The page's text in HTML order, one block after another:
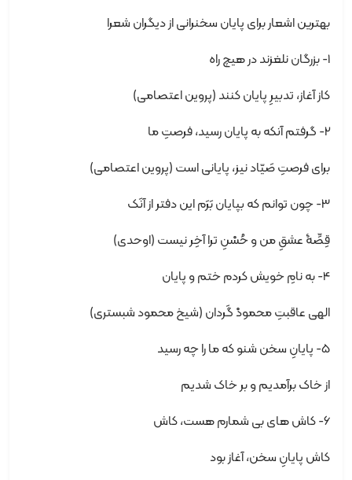
بهترین اشعار برای پایان سخنرانی از دیگران شعرا
1- بزرگان نلغزند در هیچ راه
کاز آغاز، تدبیرِ پایان کنند (پروین اعتصامی)
2- گرفتم آنکه به پایان رسید، فرصتِ ما
برای فرصتِ صَیّاد نیز، پایانی است (پروین اعتصامی)
3- چون توانم که بپایان بَرَم این دفتر از آنَک
قِصِّۀ عشقِ من و حُسْنِ ترا آخِر نیست (اوحدی)
4- به نامِ خویش کردم ختم و پایان
الهی عاقبتِ محمودْ گَردان (شیخ محمود شبستری)
5- پایانِ سخن شنو که ما را چه رسید
از خاک برآمدیم و بر خاک شدیم
6- کاش های بی شمارم هست، کاش
کاش پایانِ سخن، آغاز بود